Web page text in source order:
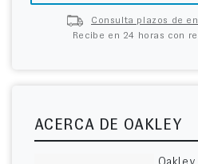
Consulta plazos de
Recibe en 24 horas con
ACERCA DE OAKLEY